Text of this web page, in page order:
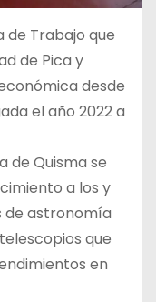
de Trabajo que
de Pica y
desde
el año 2022 a
de Quisma se
a los y
de astronomía
que
en